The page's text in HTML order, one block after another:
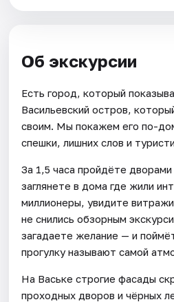
Об экскурсии
Есть город, который
Васильевский остров,
своим. Мы покажем его по-
спешки, лишних слов и
За 1,5 часа пройдёте
заглянете в дома где жили
миллионеры, увидите
не снились обзорным
загадаете желание — и
прогулку называют самой
На Ваське строгие фасады
проходных дворов и чёрных